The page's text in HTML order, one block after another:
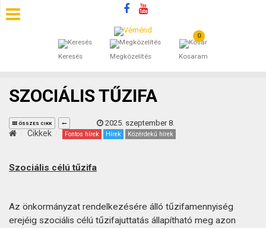
Keresés Megközelítés
0
Kosaram
SZÁLLÁSOK
ÁLTALÁNOS SZERZŐDÉSI FELTÉTELEK
KINCSES BARANYA VÉMÉND
KAPCSOLAT
SZOCIÁLIS TŰZIFA
ÖSSZES CIKK 2025. szeptember 8.
Cikkek Fontos hírek Hírek Közérdekű hírek
Szociális célú tűzifa
Az önkormányzat rendelkezésére álló tűzifamennyiség
erejéig szociális célú tűzifajuttatás állapítható meg azon